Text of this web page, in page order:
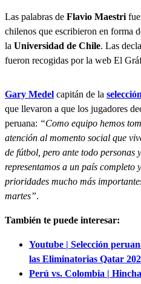
Las palabras de Flavio Maestri
chilenos que escribieron en forma
la Universidad de Chile. Las
fueron recogidas por la web El
Gary Medel capitán de la
que llevaron a que los jugadores
peruana: “Como equipo hemos
atención al momento social que
de fútbol, pero ante todo personas
representamos a un país completo
prioridades mucho más
martes”.
También te puede interesar:
Youtube | Selección
las Eliminatorias Qatar
Perú vs. Colombia |